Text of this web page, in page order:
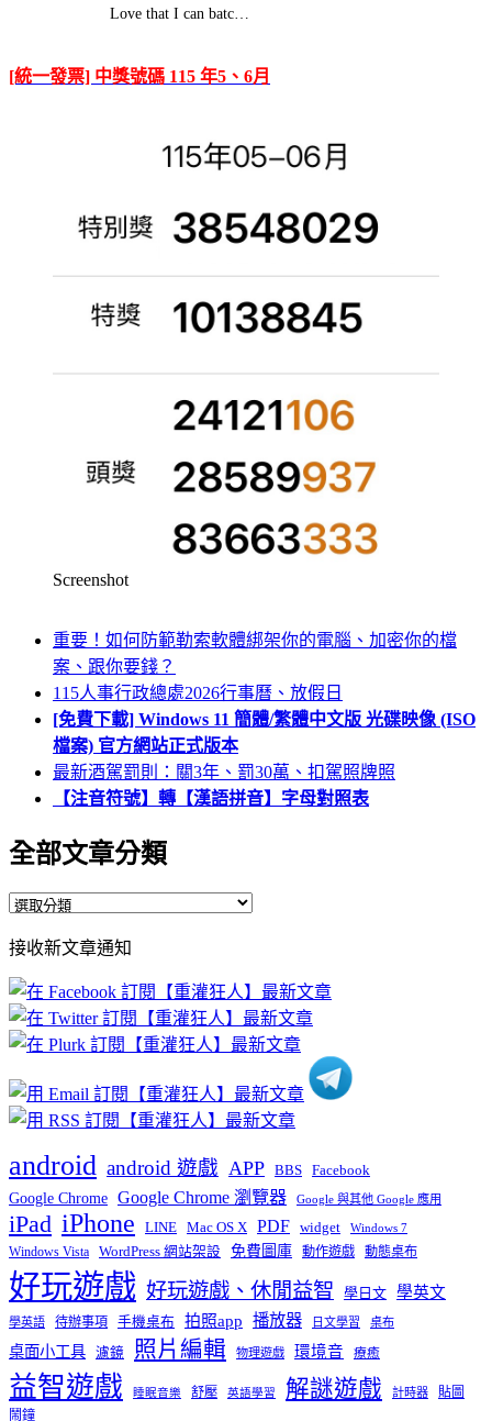
Love that I can batc…
[統一發票] 中獎號碼 115 年5、6月
Screenshot
重要！如何防範勒索軟體綁架你的電腦、加密你的檔
案、跟你要錢？
115人事行政總處2026行事曆、放假日
[免費下載] Windows 11 簡體/繁體中文版 光碟映像 (ISO
檔案) 官方網站正式版本
最新酒駕罰則：關3年、罰30萬、扣駕照牌照
【注音符號】轉【漢語拼音】字母對照表
全部文章分類
全
文
章
分
類
接收新文章通知
android android 遊戲 APP BBS Facebook
Google Chrome Google Chrome 瀏覽器 Google 與其他 Google 應用
iPad iPhone LINE Mac OS X PDF widget Windows 7
Windows Vista WordPress 網站架設 免費圖庫 動作遊戲 動態桌布
好玩遊戲 好玩遊戲、休閒益智 學日文 學英文
學英語 待辦事項 手機桌布 拍照app 播放器 日文學習 桌布
桌面小工具 濾鏡 照片編輯 物理遊戲 環境音 療癒
益智遊戲 睡眠音樂 舒壓 英語學習 解謎遊戲 計時器
貼圖
鬧鐘